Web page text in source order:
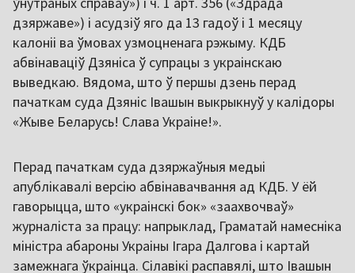
дзяржаве») і асудзіў яго да 13 гадоў і 1 месяцу
калоніі ва ўмовах узмоцненага рэжыму. КДБ
абвінаваціў Дзяніса ў супрацы з украінскаю
выведкаю. Вядома, што ў першы дзень перад
пачаткам суда Дзяніс Івашын выкрыкнуў у калідоры
«Жыве Беларусь! Слава Украіне!».
Перад пачаткам суда дзяржаўныя медыі
апублікавалі версію абвінавачвання ад КДБ. У ёй
гаворыцца, што «украінскі бок» «заахвочваў»
журналіста за працу: напрыклад, Граматай намесніка
міністра абароны Украіны Ігара Далгова і картай
замежнага ўкраінца. Сілавікі распавялі, што Івашын